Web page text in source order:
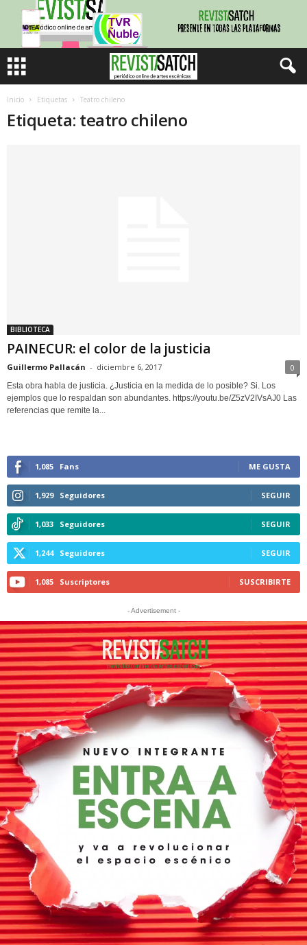
Inicio Etiquetas Teatro chileno
Etiqueta: teatro chileno
BIBLIOTECA
PAINECUR: el color de la justicia
Guillermo Pallacán - diciembre 6, 2017 0
Esta obra habla de justicia. ¿Justicia en la medida de lo posible? Si. Los
ejemplos que lo respaldan son abundantes. https://youtu.be/Z5zV2IVsAJ0 Las
referencias que remite la...
1,085 Fans ME GUSTA
1,929 Seguidores SEGUIR
1,033 Seguidores SEGUIR
1,244 Seguidores SEGUIR
1,085 Suscriptores SUSCRIBIRTE
- Advertisement -